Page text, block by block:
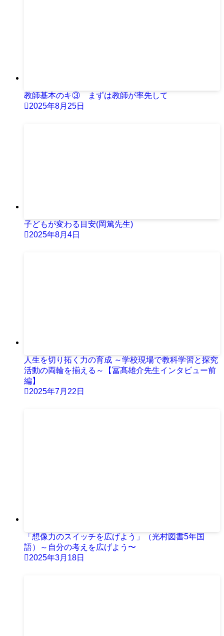
教師基本のキ③ まずは教師が率先して
2025年8月25日
子どもが変わる目安(岡篤先生)
2025年8月4日
人生を切り拓く力の育成 ～学校現場で教科学習と探究
活動の両輪を揃える～【冨髙雄介先生インタビュー前
編】
2025年7月22日
「想像力のスイッチを広げよう」（光村図書5年国
語）～自分の考えを広げよう〜
2025年3月18日